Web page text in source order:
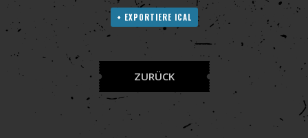
+ EXPORTIERE ICAL
ZURÜCK